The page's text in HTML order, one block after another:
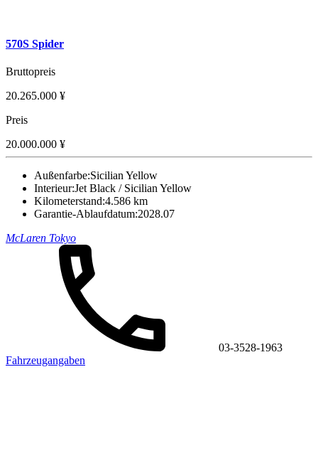
570S Spider
Bruttopreis
20.265.000 ¥
Preis
20.000.000 ¥
Außenfarbe:Sicilian Yellow
Interieur:Jet Black / Sicilian Yellow
Kilometerstand:4.586 km
Garantie-Ablaufdatum:2028.07
McLaren Tokyo
03-3528-1963
Fahrzeugangaben